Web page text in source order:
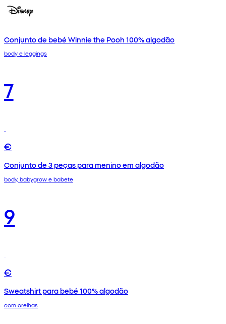
Conjunto de bebé Winnie the Pooh 100% algodão
body e leggings
7
€
Conjunto de 3 peças para menino em algodão
body, babygrow e babete
9
€
Sweatshirt para bebé 100% algodão
com orelhas